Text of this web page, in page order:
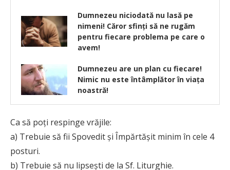
Dumnezeu niciodată nu lasă pe
nimeni! Căror sfinţi să ne rugăm
pentru fiecare problema pe care o
avem!
Dumnezeu are un plan cu fiecare!
Nimic nu este întâmplător în viața
noastră!
Ca să poţi respinge vrăjile:
a) Trebuie să fii Spovedit şi Împărtăşit minim în cele 4
posturi.
b) Trebuie să nu lipseşti de la Sf. Liturghie.